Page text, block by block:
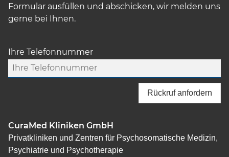
Formular ausfüllen und abschicken, wir melden uns
gerne bei Ihnen.
Ihre Telefonnummer
Rückruf anfordern
CuraMed Kliniken GmbH
Privatkliniken und Zentren für Psychosomatische Medizin,
Psychiatrie und Psychotherapie